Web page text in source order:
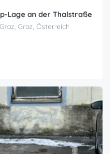
Lage an der Thalstraße
Graz, Österreich